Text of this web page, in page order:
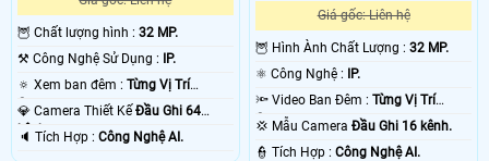
🦉 Chất lượng hình : 32 MP.
⚒ Công Nghệ Sử Dụng : IP.
🔅 Xem ban đêm : Từng Vị Trí
Camera .
💎 Camera Thiết KếĐầu Ghi 64
kênh.
️🔈 Tích Hợp : Công Nghệ AI.
Giá gốc: Liên hệ
🦉 Hình Ành Chất Lượng :32 MP.
⚛️ Công Nghệ : IP.
🔦 Video Ban Đêm :Từng Vị Trí
Camera .
💢 Mẫu CameraĐầu Ghi 16 kênh.
️👮 Tích Hợp :Công Nghệ AI.